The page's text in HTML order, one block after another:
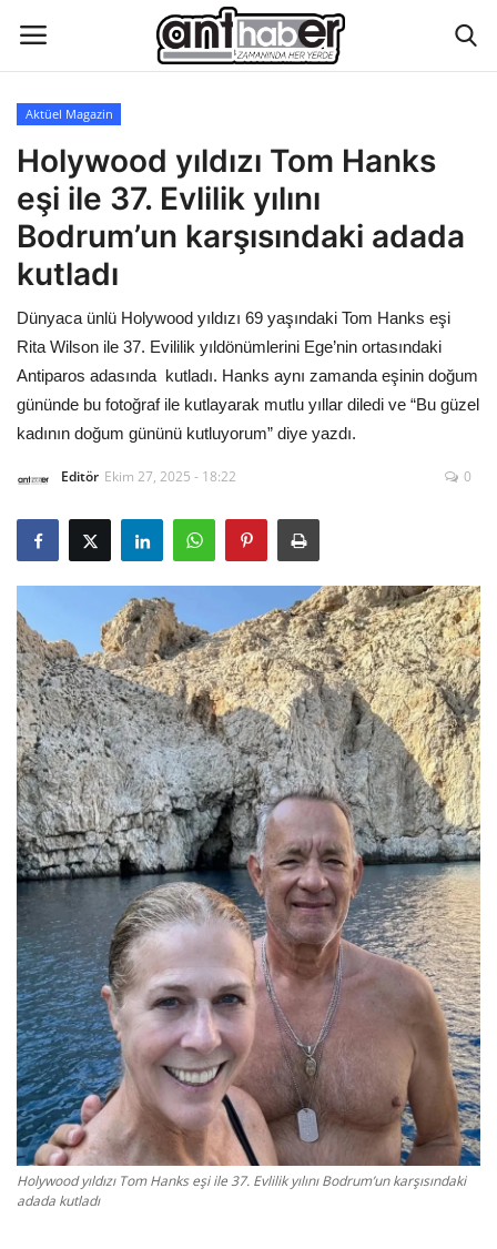
Künye
Eğitim
Aktüel Magazin
Hakkımızda
İletişim
Asayiş
Çevre
Gizlilik Politikası
Reklam ve İşbirliği
Bodrum Trafik Yoğunluk Haritası
Turizm
Siyaset
Bodrum Nöbetçi Eczaneler
Köşe Yazarları
Spor
Kültür Sanat Tarih
Sağlık
Ekonomi
Gündem
Aktüel Magazin
Holywood yıldızı Tom Hanks
eşi ile 37. Evlilik yılını
Bodrum’un karşısındaki adada
kutladı
Dünyaca ünlü Holywood yıldızı 69 yaşındaki Tom Hanks eşi
Rita Wilson ile 37. Evililik yıldönümlerini Ege’nin ortasındaki
Antiparos adasında kutladı. Hanks aynı zamanda eşinin doğum
gününde bu fotoğraf ile kutlayarak mutlu yıllar diledi ve “Bu güzel
kadının doğum gününü kutluyorum” diye yazdı.
Editör Ekim 27, 2025 - 18:22 0
Holywood yıldızı Tom Hanks eşi ile 37. Evlilik yılını Bodrum’un karşısındaki
adada kutladı